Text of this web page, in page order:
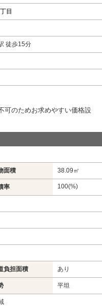
目
徒歩15分
可のためお求めやすい価格設
面積 38.09㎡
率 100(%)
負担面積 あり
平坦